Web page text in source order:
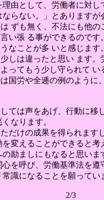
由として、労働者に対し
らない。」とありますが
ずも無く、不法にも他の
い張 る事ができるのです
なことが多 いと感じます
しは違ったと思い ます。
ってもう少し守られて い
国労や全逓の例のように
ては声をあげ、行動に移
なります。
だけの成果を得られます
変えることができると考
励ましにもなると思いま
を呼び、労働基準法を遵
識になることを願ってい
3